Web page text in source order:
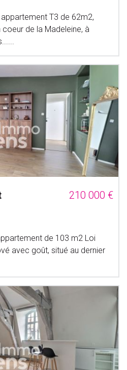
T3 de 62m2,
de la Madeleine, à
210 000 €
de 103 m2 Loi
avec goût, situé au dernier